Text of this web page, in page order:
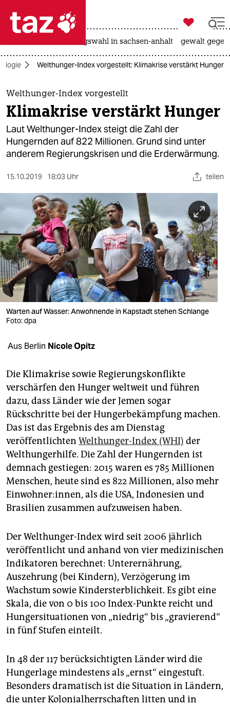
 taz zahl ich
taz zahl ich
themen
politik
öko
gesellschaft
sport
berlin
nord
wahrheit
verlag
verlag
veranstaltungen
fragen & hilfe
unterstützen
abo
genossenschaft
epaper login

taz zahl ich
landtagswahl in sachsen-anhalt gewalt
Welthunger-Index vorgestellt: Klimakrise verstärkt Hunger
Welthunger-Index vorgestellt
Klimakrise verstärkt Hunger
Laut Welthunger-Index steigt die Zahl der
Hungernden auf 822 Millionen. Grund sind unter
anderem Regierungskrisen und die Erderwärmung.
15.10.2019 18:03 Uhr teilen
Warten auf Wasser: Anwohnende in Kapstadt stehen Schlange
Foto: dpa
Aus Berlin Nicole Opitz
Die Klimakrise sowie Regierungskonflikte
verschärfen den Hunger weltweit und führen
dazu, dass Länder wie der Jemen sogar
Rückschritte bei der Hungerbekämpfung machen.
Das ist das Ergebnis des am Dienstag
veröffentlichten Welthunger-Index (WHI) der
Welthungerhilfe. Die Zahl der Hungernden ist
demnach gestiegen: 2015 waren es 785 Millionen
Menschen, heute sind es 822 Millionen, also mehr
Einwohner:innen, als die USA, Indonesien und
Brasilien zusammen aufzuweisen haben.
Der Welthunger-Index wird seit 2006 jährlich
veröffentlicht und anhand von vier medizinischen
Indikatoren berechnet: Unterernährung,
Auszehrung (bei Kindern), Verzögerung im
Wachstum sowie Kindersterblichkeit. Es gibt eine
Skala, die von 0 bis 100 Index-Punkte reicht und
Hungersituationen von „niedrig“ bis „gravierend“
in fünf Stufen einteilt.
In 48 der 117 berücksichtigten Länder wird die
Hungerlage mindestens als „ernst“ eingestuft.
Besonders dramatisch ist die Situation in Ländern,
die unter Kolonialherrschaften litten und in